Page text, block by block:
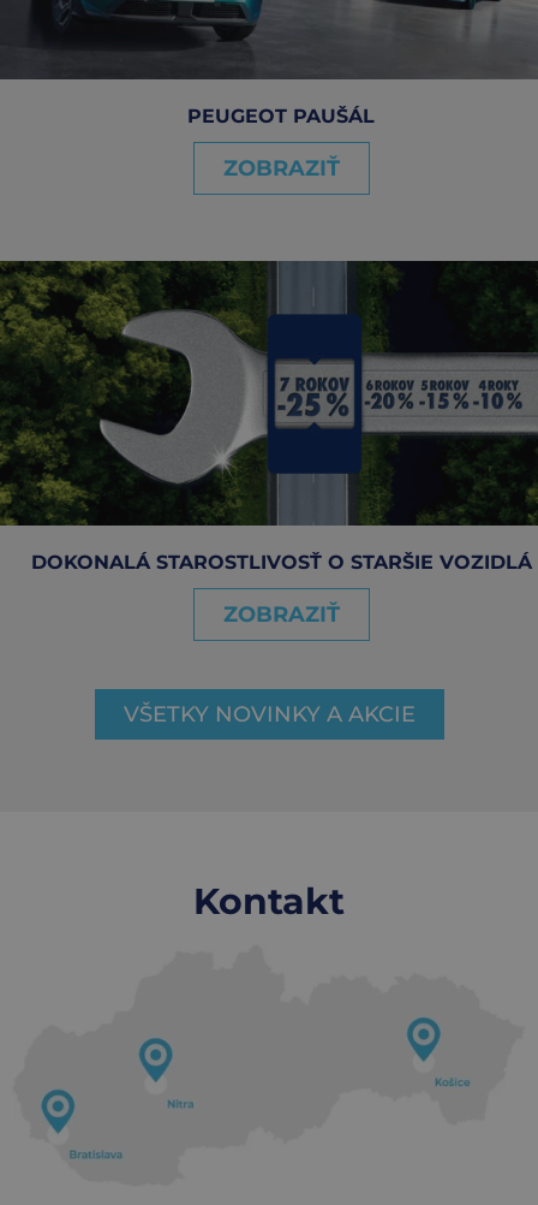
PEUGEOT PAUŠÁL
ZOBRAZIŤ
DOKONALÁ STAROSTLIVOSŤ O STARŠIE VOZIDLÁ
ZOBRAZIŤ
VŠETKY NOVINKY A AKCIE
Kontakt